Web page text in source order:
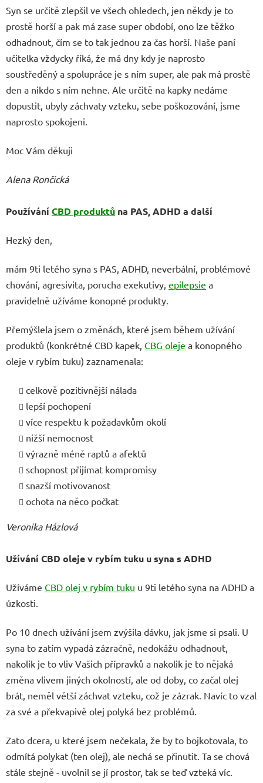
Syn se určitě zlepšil ve všech ohledech, jen někdy je to
prostě horší a pak má zase super období, ono lze těžko
odhadnout, čím se to tak jednou za čas horší. Naše paní
učitelka vždycky říká, že má dny kdy je naprosto
soustředěný a spolupráce je s ním super, ale pak má prostě
den a nikdo s ním nehne. Ale určitě na kapky nedáme
dopustit, ubyly záchvaty vzteku, sebe poškozování, jsme
naprosto spokojeni.
Moc Vám děkuji
Alena Rončická
Používání CBD produktů na PAS, ADHD a další
Hezký den,
mám 9ti letého syna s PAS, ADHD, neverbální, problémové
chování, agresivita, porucha exekutivy, epilepsie a
pravidelně užíváme konopné produkty.
Přemýšlela jsem o změnách, které jsem během užívání
produktů (konkrétné CBD kapek, CBG oleje a konopného
oleje v rybím tuku) zaznamenala:
celkově pozitivnější nálada
lepší pochopení
více respektu k požadavkům okolí
nižší nemocnost
výrazně méně raptů a afektů
schopnost přijímat kompromisy
snazší motivovanost
ochota na něco počkat
Veronika Házlová
Užívání CBD oleje v rybím tuku u syna s ADHD
Užíváme CBD olej v rybím tuku u 9ti letého syna na ADHD a
úzkosti.
Po 10 dnech užívání jsem zvýšila dávku, jak jsme si psali. U
syna to zatím vypadá zázračně, nedokážu odhadnout,
nakolik je to vliv Vašich přípravků a nakolik je to nějaká
změna vlivem jiných okolností, ale od doby, co začal olej
brát, neměl větší záchvat vzteku, což je zázrak. Navíc to vzal
za své a překvapivě olej polyká bez problémů.
Zato dcera, u které jsem nečekala, že by to bojkotovala, to
odmítá polykat (ten olej), ale nechá se přinutit. Ta se chová
stále stejně - uvolnil se jí prostor, tak se teď vzteká víc.